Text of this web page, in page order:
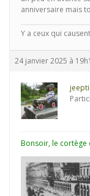
anniversaire mais
Y a ceux qui
24 janvier 2025 à
Bonsoir, le cortège